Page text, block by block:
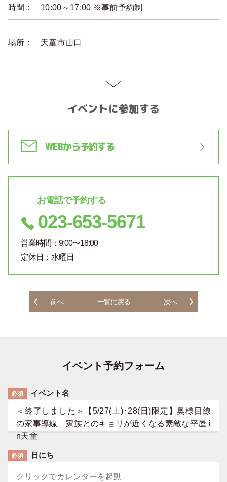
時間： 10:00～17:00 ※事前予約制
場所： 天童市山口
イベントに参加する
WEBから予約する
お電話で予約する
023-653-5671
営業時間：9:00〜18:00
定休日：水曜日
前へ 一覧に戻る 次へ
イベント予約フォーム
必須 イベント名
＜終了しました＞【5/27(土)･28(日)限定】奥様目線
の家事導線 家族とのキョリが近くなる素敵な平屋 i
n天童
必須 日にち